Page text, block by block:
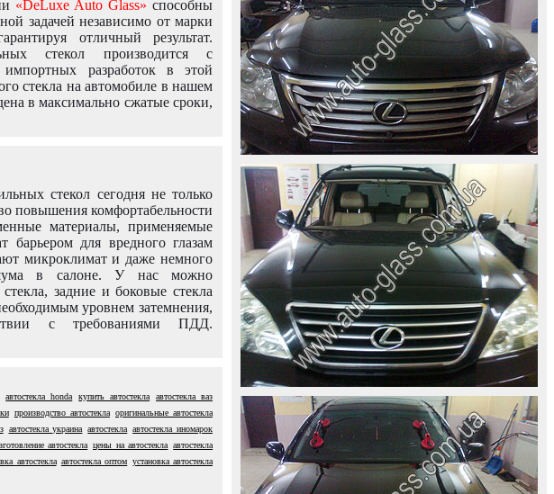
«DeLuxe Auto Glass» способны
задачей независимо от марки
отличный результат.
стекол производится с
разработок в этой
стекла на автомобиле в нашем
в максимально сжатые сроки,
стекол сегодня не только
повышения комфортабельности
материалы, применяемые
барьером для вредного глазам
микроклимат и даже немного
в салоне. У нас можно
задние и боковые стекла
уровнем затемнения,
с требованиями ПДД.
автостекла honda купить автостекла
автостекла ваз
производство автостекла оригинальные автостекла
автостекла украина автостекла автостекла иномарок
автостекла цены на автостекла автостекла
автостекла автостекла оптом установка автостекла